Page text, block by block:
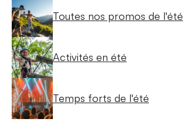
Toutes nos promos de l'été
Activités en été
Temps forts de l'été